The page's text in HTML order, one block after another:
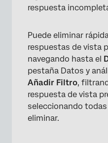
respuesta
Puede eliminar
respuestas de vista
navegando hasta el
pestaña Datos y
Añadir Filtro,
respuesta de vista
seleccionando
eliminar.